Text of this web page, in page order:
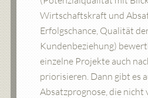
Wirtschaftskraft und
Erfolgschance, Qualität
Kundenbeziehung)
einzelne Projekte auch
priorisieren. Dann gibt es
Absatzprognose, die nicht